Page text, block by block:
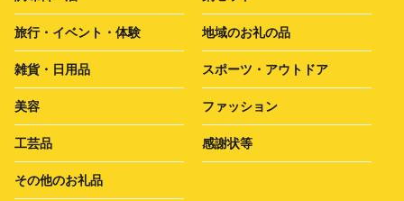
旅行・イベント・体験 地域のお礼の品
雑貨・日用品 スポーツ・アウトドア
美容 ファッション
工芸品 感謝状等
その他のお礼品